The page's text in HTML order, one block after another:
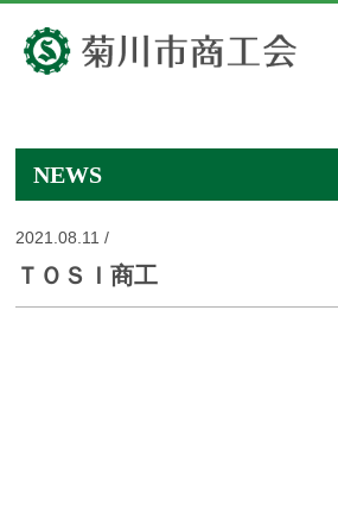
NEWS
2021.08.11 /
ＴＯＳＩ商工